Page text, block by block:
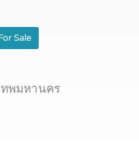
Sale
ทพมหานคร